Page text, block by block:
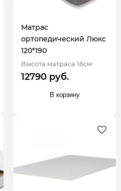
Матрас
ортопедический Люкс
120*190
Высота матраса 16см
12790 руб.
В корзину